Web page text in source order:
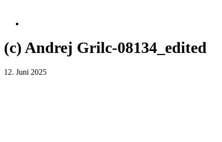
(c) Andrej Grilc-08134_edited
12. Juni 2025